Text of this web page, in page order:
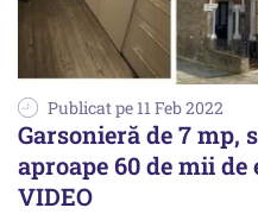
Publicat pe 11 Feb 2022
Garsonieră de 7 mp,
aproape 60 de mii
VIDEO